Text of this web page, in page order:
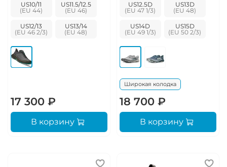
US10/11 US11.5/12.5
US12/13 US13/14
17 300 ₽
В корзину
US12.5D US13D
US14D US15D
Широкая колодка
18 700 ₽
В корзину